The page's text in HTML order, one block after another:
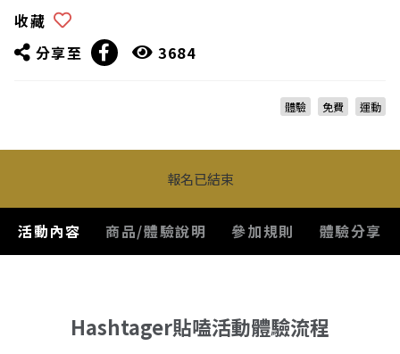
收藏
分享至
3684
體驗 免費 運動
活動內容 商品/體驗說明 參加規則 體驗分享
報名已結束
Hashtager貼嗑活動體驗流程